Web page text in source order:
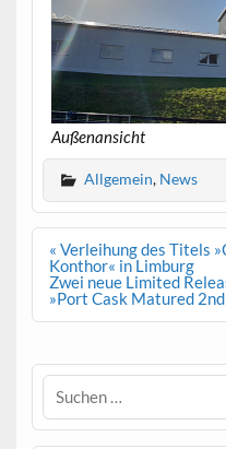
Außenansicht
Allgemein, News
Beitrags-
Navigation
« Verleihung des Titels
Konthor« in Limburg
Zwei neue Limited
»Port Cask Matured